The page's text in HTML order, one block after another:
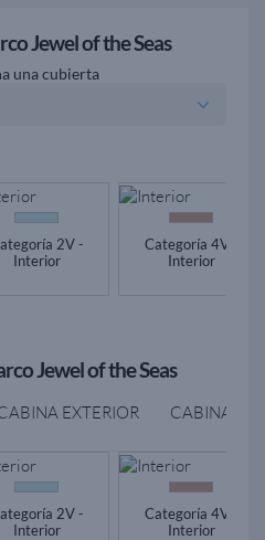
Jewel of the Seas
una cubierta
2V -
Interior
Categoría 4V -
Interior
Jewel of the Seas
EXTERIOR CABINA
2V -
Interior
Categoría 4V -
Interior